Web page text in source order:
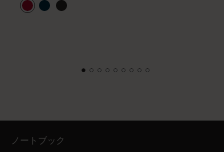
ノートブック